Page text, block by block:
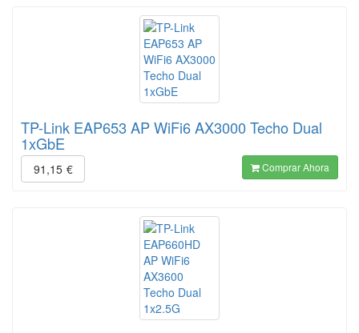
TP-Link EAP653 AP WiFi6 AX3000 Techo Dual
1xGbE
91,15 € Comprar Ahora